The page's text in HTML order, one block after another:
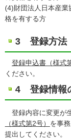
(4)財団法人日本産
格を有する方
3 登録方法
登録申込書（様式
ください。
4 登録情報
登録内容に変更が
（様式第2号） を事
提出してください。